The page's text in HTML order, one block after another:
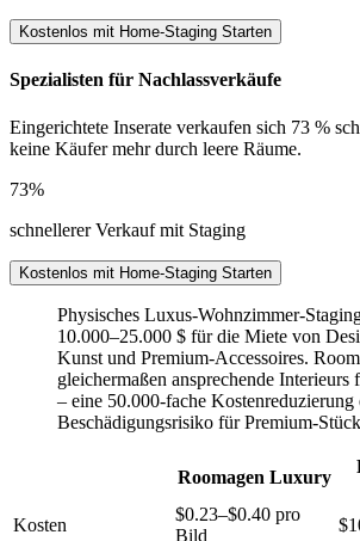
Kostenlos mit Home-Staging Starten
Spezialisten für Nachlassverkäufe
Eingerichtete Inserate verkaufen sich 73 %
keine Käufer mehr durch leere Räume.
73%
schnellerer Verkauf mit Staging
Kostenlos mit Home-Staging Starten
Physisches Luxus-Wohnzimmer-
10.000–25.000 $ für die Miete von
Kunst und Premium-Accessoires.
gleichermaßen ansprechende Interieurs
– eine 50.000-fache Kostenreduzierung
Beschädigungsrisiko für Premium-
Roomagen Luxury
Kosten
$0.23–$0.40 pro
Bild